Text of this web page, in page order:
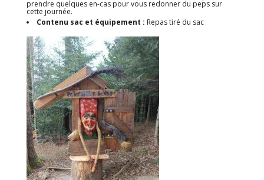
prendre quelques en-cas pour vous redonner du peps sur
cette journée.
Contenu sac et équipement : Repas tiré du sac